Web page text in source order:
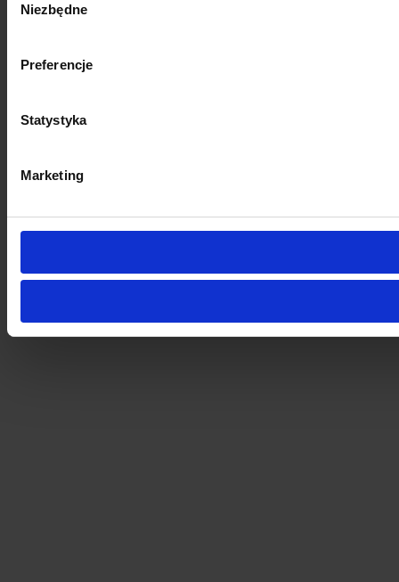
zgody
Niezbędne
Preferencje
Statystyka
Marketing